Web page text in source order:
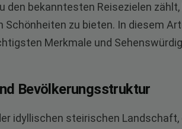
den bekanntesten Reisezielen
zu bieten. In diesem
Merkmale und
Bevölkerungsstruktur
idyllischen steirischen